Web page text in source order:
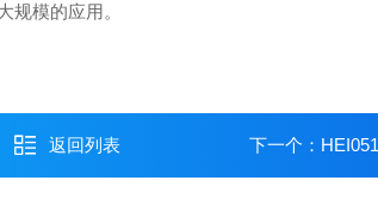
规模的应用。
返回列表 下一个：